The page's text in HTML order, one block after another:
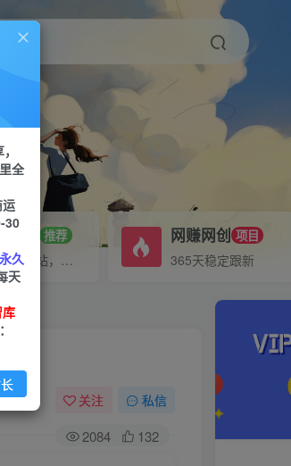
长 推荐
搭建同款网站，自己当老板
网赚网创 项目
365天稳定跟新
关注 私信
2084 132
全
30
久
天